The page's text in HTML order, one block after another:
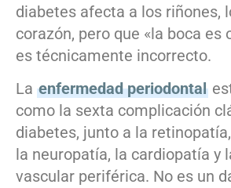
diabetes afecta a los riñones,
corazón, pero que «la boca es
es técnicamente incorrecto.
La enfermedad periodontal
como la sexta complicación
diabetes, junto a la
la neuropatía, la cardiopatía y
vascular periférica. No es un